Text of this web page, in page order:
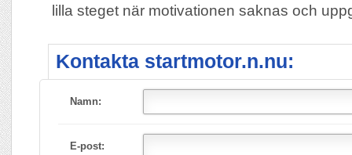
lilla steget när motivationen saknas och
Kontakta startmotor.n.nu:
Namn:
E-post: